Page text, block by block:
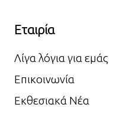
Εταιρία
Λίγα λόγια για εμάς
Επικοινωνία
Εκθεσιακά Νέα